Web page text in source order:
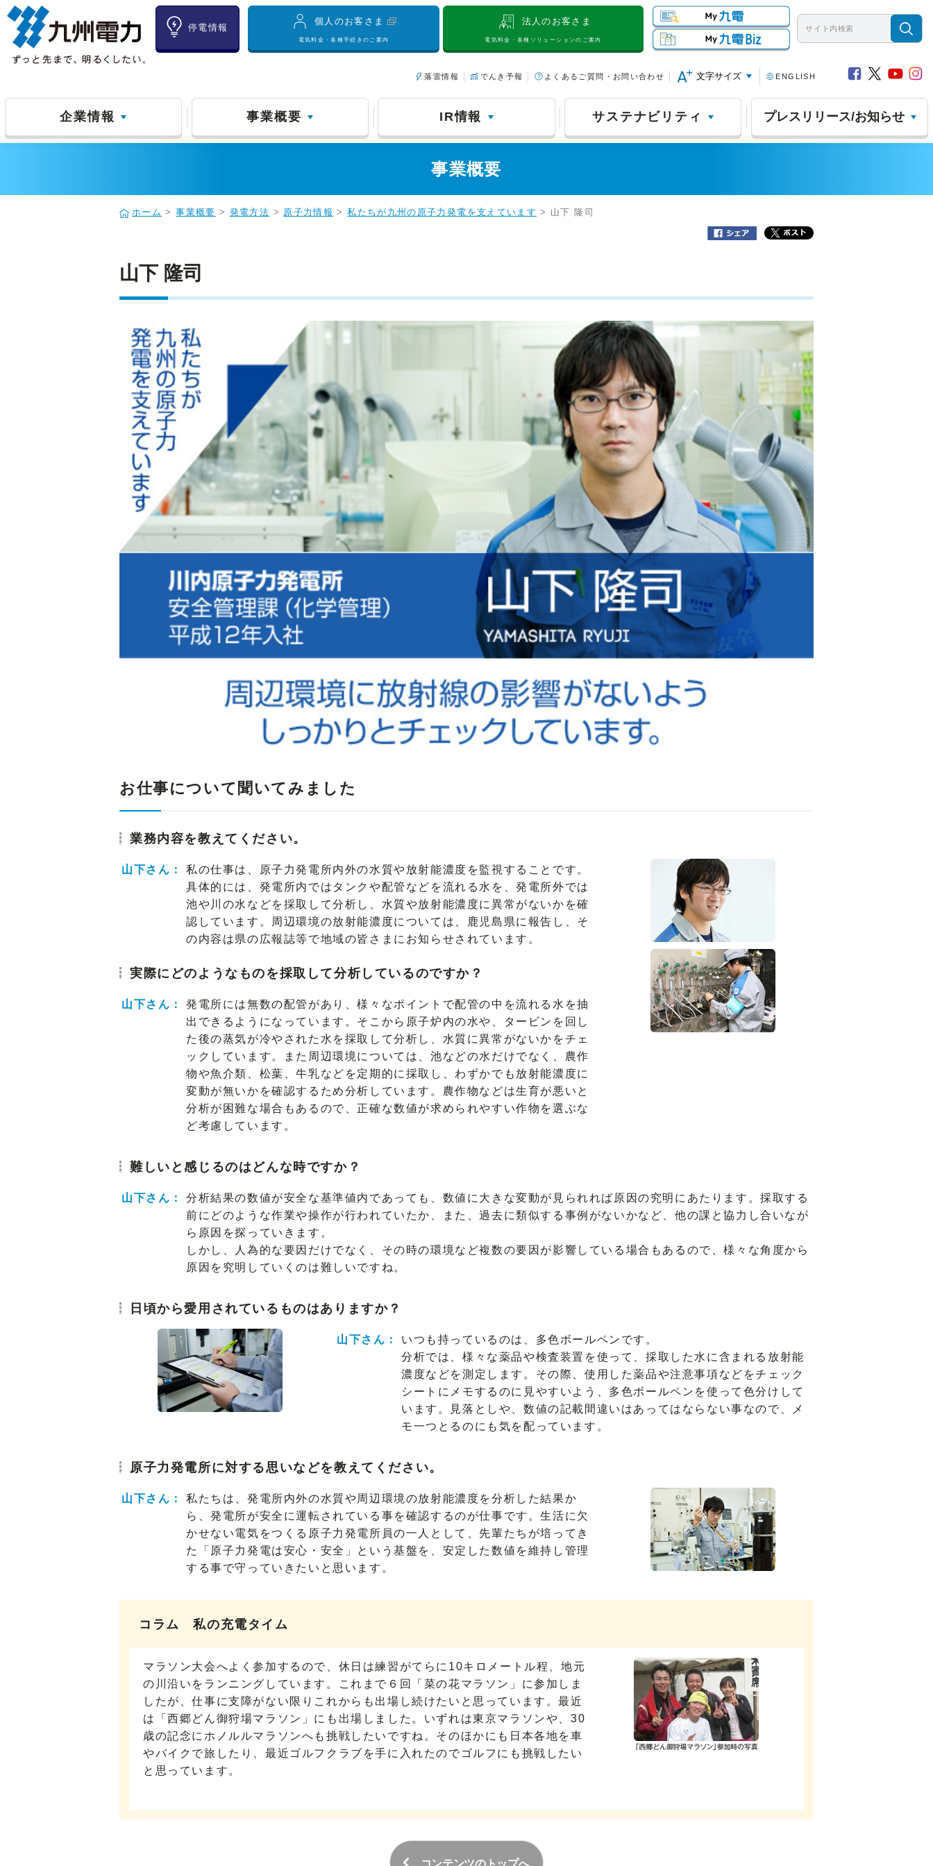
停電情報
個人のお客さま
電気料金・各種手続きのご案内
法人のお客さま
電気料金・各種ソリューションのご案内
落雷情報 でんき予報 よくあるご質問・お問い合わせ 文字サイズ ENGLISH
企業情報 事業概要 IR情報 サステナビリティ プレスリリース/お知らせ
事業概要
ホーム >事業概要 > 発電方法 > 原子力情報 >私たちが九州の原子力発電を支えています > 山下 隆司
山下 隆司
お仕事について聞いてみました
業務内容を教えてください。
山下さん：
私の仕事は、原子力発電所内外の水質や放射能濃度を監視することです。
具体的には、発電所内ではタンクや配管などを流れる水を、発電所外では
池や川の水などを採取して分析し、水質や放射能濃度に異常がないかを確
認しています。周辺環境の放射能濃度については、鹿児島県に報告し、そ
の内容は県の広報誌等で地域の皆さまにお知らせされています。
実際にどのようなものを採取して分析しているのですか？
山下さん：
発電所には無数の配管があり、様々なポイントで配管の中を流れる水を抽
出できるようになっています。そこから原子炉内の水や、タービンを回し
た後の蒸気が冷やされた水を採取して分析し、水質に異常がないかをチェ
ックしています。また周辺環境については、池などの水だけでなく、農作
物や魚介類、松葉、牛乳などを定期的に採取し、わずかでも放射能濃度に
変動が無いかを確認するため分析しています。農作物などは生育が悪いと
分析が困難な場合もあるので、正確な数値が求められやすい作物を選ぶな
ど考慮しています。
難しいと感じるのはどんな時ですか？
山下さん：
分析結果の数値が安全な基準値内であっても、数値に大きな変動が見られれば原因の究明にあたります。採取する
前にどのような作業や操作が行われていたか、また、過去に類似する事例がないかなど、他の課と協力し合いなが
ら原因を探っていきます。
しかし、人為的な要因だけでなく、その時の環境など複数の要因が影響している場合もあるので、様々な角度から
原因を究明していくのは難しいですね。
日頃から愛用されているものはありますか？
山下さん：
いつも持っているのは、多色ボールペンです。
分析では、様々な薬品や検査装置を使って、採取した水に含まれる放射能
濃度などを測定します。その際、使用した薬品や注意事項などをチェック
シートにメモするのに見やすいよう、多色ボールペンを使って色分けして
います。見落としや、数値の記載間違いはあってはならない事なので、メ
モ一つとるのにも気を配っています。
原子力発電所に対する思いなどを教えてください。
山下さん：
私たちは、発電所内外の水質や周辺環境の放射能濃度を分析した結果か
ら、発電所が安全に運転されている事を確認するのが仕事です。生活に欠
かせない電気をつくる原子力発電所員の一人として、先輩たちが培ってき
た「原子力発電は安心・安全」という基盤を、安定した数値を維持し管理
する事で守っていきたいと思います。
コラム 私の充電タイム
マラソン大会へよく参加するので、休日は練習がてらに10キロメートル程、地元
の川沿いをランニングしています。これまで６回「菜の花マラソン」に参加しま
したが、仕事に支障がない限りこれからも出場し続けたいと思っています。最近
は「西郷どん御狩場マラソン」にも出場しました。いずれは東京マラソンや、30
歳の記念にホノルルマラソンへも挑戦したいですね。そのほかにも日本各地を車
やバイクで旅したり、最近ゴルフクラブを手に入れたのでゴルフにも挑戦したい
と思っています。